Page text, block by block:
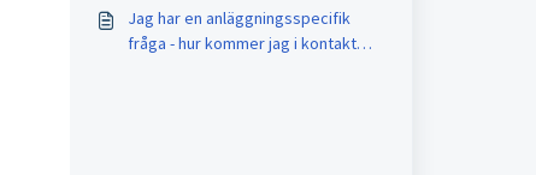
Jag har en anläggningsspecifik
fråga - hur kommer jag i kontakt